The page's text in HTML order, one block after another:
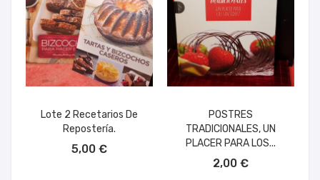
Lote 2 Recetarios De
Repostería.
5,00 €
POSTRES
TRADICIONALES, UN
PLACER PARA LOS...
2,00 €